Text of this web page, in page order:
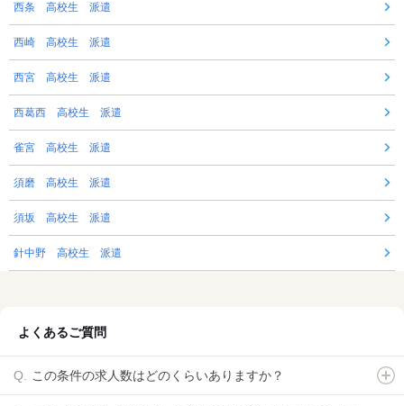
西条 高校生 派遣
西崎 高校生 派遣
西宮 高校生 派遣
西葛西 高校生 派遣
雀宮 高校生 派遣
須磨 高校生 派遣
須坂 高校生 派遣
針中野 高校生 派遣
よくあるご質問
この条件の求人数はどのくらいありますか？